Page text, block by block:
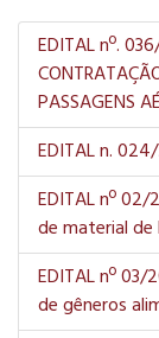
EDITAL nº.
PASSAGENS
EDITAL n.
EDITAL nº
de material de
EDITAL nº
de gêneros